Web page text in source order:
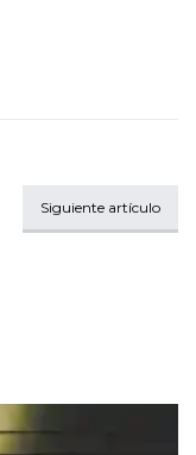
Siguiente artículo